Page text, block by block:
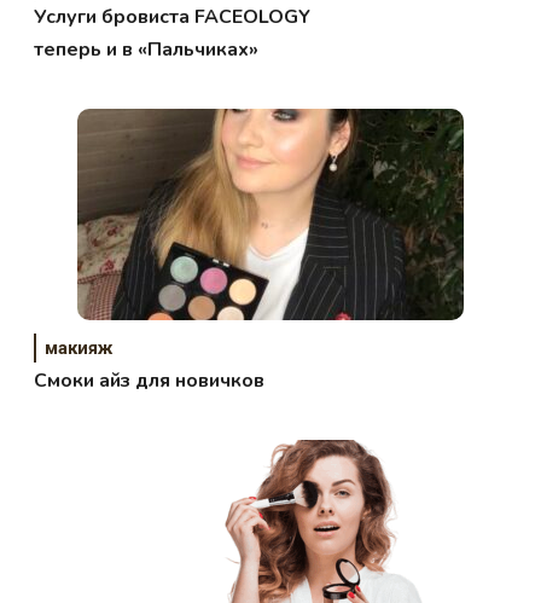
Услуги бровиста FACEOLOGY
теперь и в «Пальчиках»
макияж
Cмоки айз для новичков